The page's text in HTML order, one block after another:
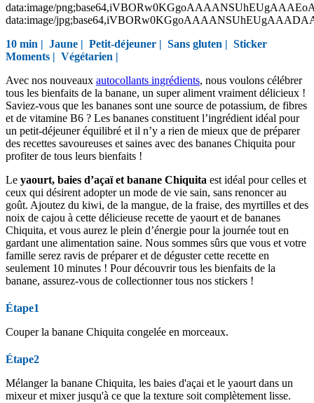
data:image/
data:image/
10 min | Jaune | Petit-déjeuner | Sans gluten | Sticker
Moments | Végétarien |
Avec nos nouveaux autocollants ingrédients, nous voulons célébrer
tous les bienfaits de la banane, un super aliment vraiment délicieux !
Saviez-vous que les bananes sont une source de potassium, de fibres
et de vitamine B6 ? Les bananes constituent l’ingrédient idéal pour
un petit-déjeuner équilibré et il n’y a rien de mieux que de préparer
des recettes savoureuses et saines avec des bananes Chiquita pour
profiter de tous leurs bienfaits !
Le yaourt, baies d’açaï et banane Chiquita est idéal pour celles et
ceux qui désirent adopter un mode de vie sain, sans renoncer au
goût. Ajoutez du kiwi, de la mangue, de la fraise, des myrtilles et des
noix de cajou à cette délicieuse recette de yaourt et de bananes
Chiquita, et vous aurez le plein d’énergie pour la journée tout en
gardant une alimentation saine. Nous sommes sûrs que vous et votre
famille serez ravis de préparer et de déguster cette recette en
seulement 10 minutes ! Pour découvrir tous les bienfaits de la
banane, assurez-vous de collectionner tous nos stickers !
Étape1
Couper la banane Chiquita congelée en morceaux.
Étape2
Mélanger la banane Chiquita, les baies d'açai et le yaourt dans un
mixeur et mixer jusqu'à ce que la texture soit complètement lisse.